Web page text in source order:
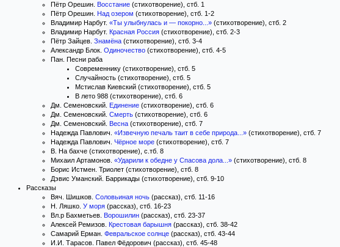
Пётр Орешин. Восстание (стихотворение), стб. 1
Пётр Орешин. Над озером (стихотворение), стб. 1-2
Владимир Нарбут. «Ты улыбнулась и — покорно...» (стихотворение), стб. 2
Владимир Нарбут. Красная Россия (стихотворение), стб. 2-3
Пётр Зайцев. Знамёна (стихотворение), стб. 3-4
Александр Блок. Одиночество (стихотворение), стб. 4-5
Пан. Песни раба
Современнику (стихотворение), стб. 5
Случайность (стихотворение), стб. 5
Мстислав Киевский (стихотворение), стб. 5
В лето 988 (стихотворение), стб. 6
Дм. Семеновский. Единение (стихотворение), стб. 6
Дм. Семеновский. Смерть (стихотворение), стб. 6
Дм. Семеновский. Весна (стихотворение), стб. 7
Надежда Павлович. «Извечную печаль таит в себе природа...» (стихотворение), стб. 7
Надежда Павлович. Чёрное море (стихотворение), стб. 7
В. На бахче (стихотворение), с.тб. 8
Михаил Артамонов. «Ударили к обедне у Спасова дола...» (стихотворение), стб. 8
Борис Истмен. Триолет (стихотворение), стб. 8
Дэвис Уманский. Баррикады (стихотворение), стб. 9-10
Рассказы
Вяч. Шишков. Соловьиная ночь (рассказ), стб. 11-16
Н. Ляшко. У моря (рассказ), стб. 16-23
Вл.р Бахметьев. Ворошилин (рассказ), стб. 23-37
Алексей Ремизов. Крестовая барышня (рассказ), стб. 38-42
Самарий Ерман. Февральское солнце (рассказ), стб. 43-44
И.И. Тарасов. Павел Фёдорович (рассказ), стб. 45-48